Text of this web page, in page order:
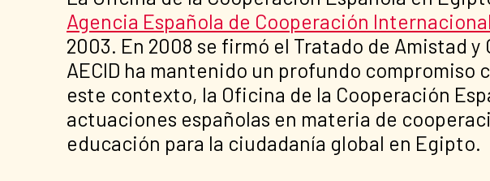
Agencia Española de Cooperación
2003. En 2008 se firmó el Tratado de Amistad
AECID ha mantenido un profundo compromiso
este contexto, la Oficina de la Cooperación
actuaciones españolas en materia de
educación para la ciudadanía global en Egipto.